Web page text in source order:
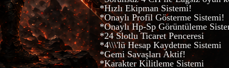
*Hızlı Ekipman Sistemi!
*Onaylı Profil Gösterme Sistemi!
*Onaylı Hp-Sp Görüntüleme
*24 Slotlu Ticaret Penceresi
*4\\\'lü Hesap Kaydetme Sistemi
*Gemi Savaşları Aktif!
*Karakter Kilitleme Sistemi